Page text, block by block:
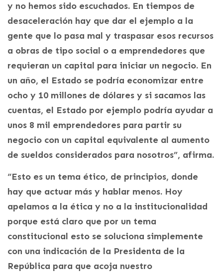
y no hemos sido escuchados. En tiempos de
desaceleración hay que dar el ejemplo a la
gente que lo pasa mal y traspasar esos recursos
a obras de tipo social o a emprendedores que
requieran un capital para iniciar un negocio. En
un año, el Estado se podría economizar entre
ocho y 10 millones de dólares y si sacamos las
cuentas, el Estado por ejemplo podría ayudar a
unos 8 mil emprendedores para partir su
negocio con un capital equivalente al aumento
de sueldos considerados para nosotros”, afirma.
“Esto es un tema ético, de principios, donde
hay que actuar más y hablar menos. Hoy
apelamos a la ética y no a la institucionalidad
porque está claro que por un tema
constitucional esto se soluciona simplemente
con una indicación de la Presidenta de la
República para que acoja nuestro